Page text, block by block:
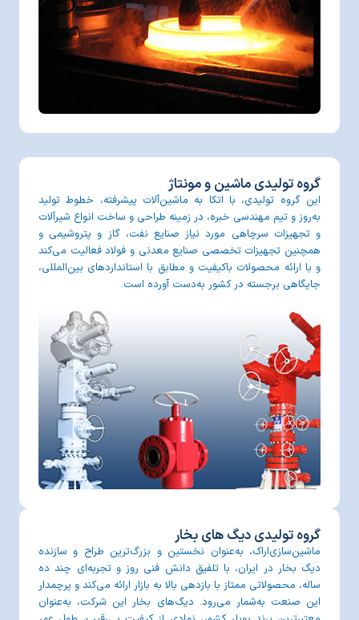
گروه تولیدی ماشین و مونتاژ
این گروه تولیدی، با اتکا به ماشین‌آلات پیشرفته، خطوط تولید
به‌روز و تیم مهندسی خبره، در زمینه طراحی و ساخت انواع شیرآلات
و تجهیزات سرچاهی مورد نیاز صنایع نفت، گاز و پتروشیمی و
همچنین تجهیزات تخصصی صنایع معدنی و فولاد فعالیت می‌کند
و با ارائه محصولات باکیفیت و مطابق با استانداردهای بین‌المللی،
جایگاهی برجسته در کشور به‌دست آورده است.
گروه تولیدی دیگ های بخار
ماشین‌سازی‌اراک، به‌عنوان نخستین و بزرگ‌ترین طراح و سازنده
دیگ بخار در ایران، با تلفیق دانش فنی روز و تجربه‌ای چند ده‌
ساله، محصولاتی ممتاز با بازدهی بالا به بازار ارائه می‌کند و پرچمدار
این صنعت به‌شمار می‌رود. دیگ‌های بخار این شرکت، به‌عنوان